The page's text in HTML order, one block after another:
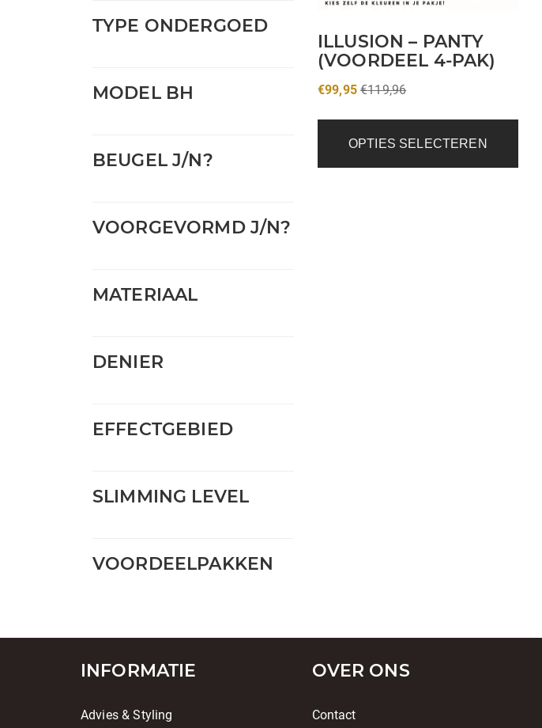
ILLUSION – PANTY
(VOORDEEL 4-PAK)
€99,95 €119,96
OPTIES SELECTEREN
TYPE ONDERGOED
MODEL BH
BEUGEL J/N?
VOORGEVORMD J/N?
MATERIAAL
DENIER
EFFECTGEBIED
SLIMMING LEVEL
VOORDEELPAKKEN
INFORMATIE
Advies & Styling
OVER ONS
Contact